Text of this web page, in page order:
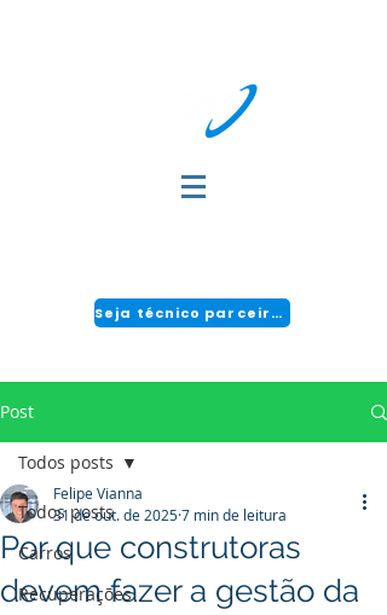
Seja técnico parceiro!
Post
Todos posts
Carros
Recuperações
Todos posts
Por que construtoras
devem fazer a gestão da
Felipe Vianna
31 de out. de 20257 min de leitura